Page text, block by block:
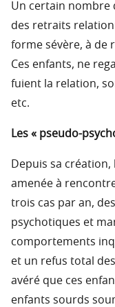
Un certain nombre
des retraits
forme sévère, à de
Ces enfants, ne
fuient la relation,
etc.
Les « pseudo-
Depuis sa
amenée à
trois cas par an,
psychotiques et
comportements
et un refus total
avéré que ces
enfants sourds